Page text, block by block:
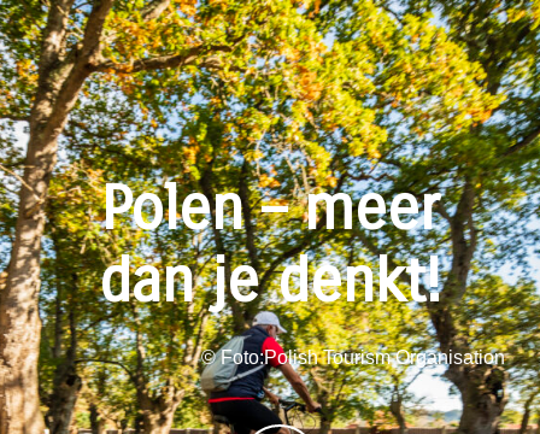
Polen – meer
dan je denkt!
©Foto:Polish Tourism Organisation